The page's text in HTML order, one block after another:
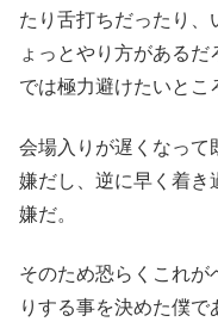
たり舌打ちだったり、
ょっとやり方がある
では極力避けたいとこ
会場入りが遅くなって
嫌だし、逆に早く着き
嫌だ。
そのため恐らくこれが
りする事を決めた僕